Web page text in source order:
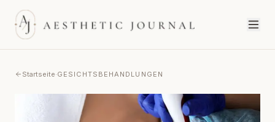
Startseite·GESICHTSBEHANDLUNGEN